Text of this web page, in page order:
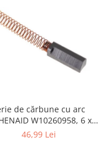
de cărbune cu arc
W10260958, 6 x6
mm, pentru 5KSM15
46,99 Lei